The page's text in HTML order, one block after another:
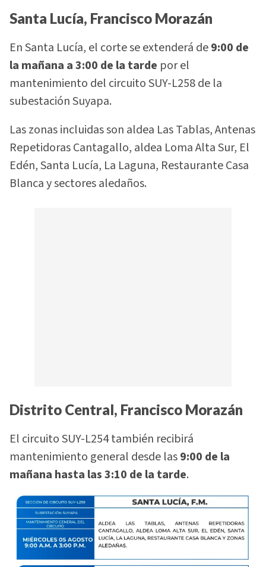
Santa Lucía, Francisco Morazán
En Santa Lucía, el corte se extenderá de9:00 de
la mañana a 3:00 de la tarde por el
mantenimiento del circuito SUY-L258 de la
subestación Suyapa.
Las zonas incluidas son aldea Las Tablas, Antenas
Repetidoras Cantagallo, aldea Loma Alta Sur, El
Edén, Santa Lucía, La Laguna, Restaurante Casa
Blanca y sectores aledaños.
Distrito Central, Francisco Morazán
El circuito SUY-L254 también recibirá
mantenimiento general desde las9:00 de la
mañana hasta las 3:10 de la tarde.